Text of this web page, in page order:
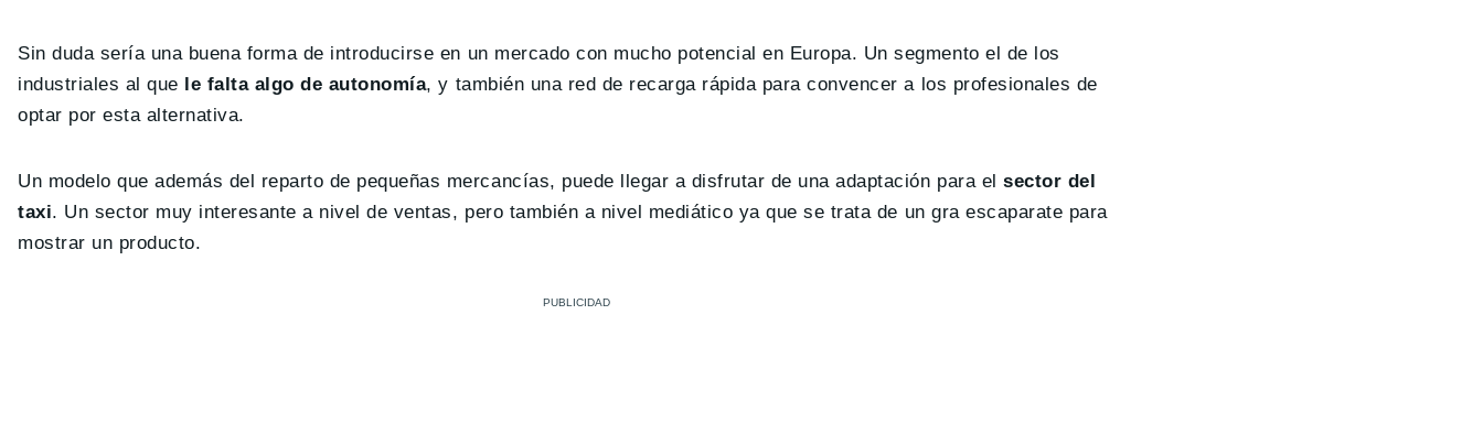
Sin duda sería una buena forma de introducirse en un mercado con mucho potencial en Europa. Un segmento el de los
industriales al que
le falta algo de autonomía, y también una red de recarga rápida para convencer a los profesionales de
optar por esta alternativa.
Un modelo que además del reparto de pequeñas mercancías, puede llegar a disfrutar de una adaptación para elsector del
taxi. Un sector muy interesante a nivel de ventas, pero también a nivel mediático ya que se trata de un gra escaparate para
mostrar un producto.